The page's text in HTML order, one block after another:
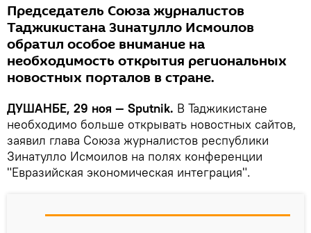
Председатель Союза журналистов
Таджикистана Зинатулло Исмоилов
обратил особое внимание на
необходимость открытия региональных
новостных порталов в стране.
ДУШАНБЕ, 29 ноя — Sputnik. В Таджикистане
необходимо больше открывать новостных сайтов,
заявил глава Союза журналистов республики
Зинатулло Исмоилов на полях конференции
"Евразийская экономическая интеграция".